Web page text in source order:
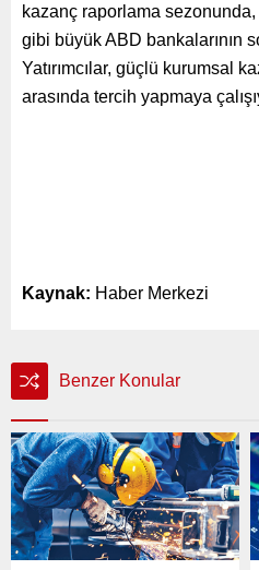
kazanç raporlama
gibi büyük ABD bankalarının
Yatırımcılar, güçlü kurumsal
arasında tercih yapmaya
Kaynak: Haber Merkezi
Benzer Konular